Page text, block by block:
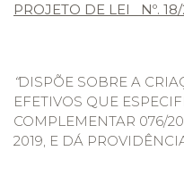
PROJETO DE LEI Nº.
“DISPÕE SOBRE A
EFETIVOS QUE
COMPLEMENTAR 076/
2019, E DÁ